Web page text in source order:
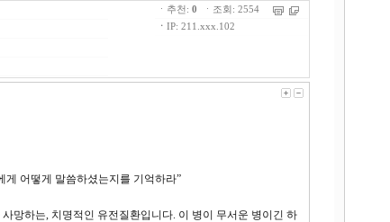
ㆍ추천: 0 ㆍ조회: 2554
ㆍ IP: 211.xxx.102
게 어떻게 말씀하셨는지를 기억하라”
망하는, 치명적인 유전질환입니다. 이 병이 무서운 병이긴 하